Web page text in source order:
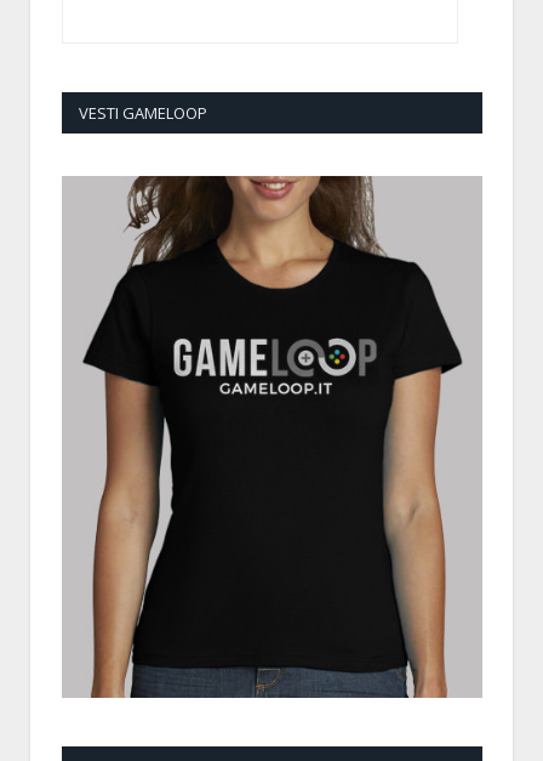
VESTI GAMELOOP